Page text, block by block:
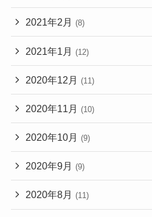
2021年2月 (8)
2021年1月 (12)
2020年12月 (11)
2020年11月 (10)
2020年10月 (9)
2020年9月 (9)
2020年8月 (11)